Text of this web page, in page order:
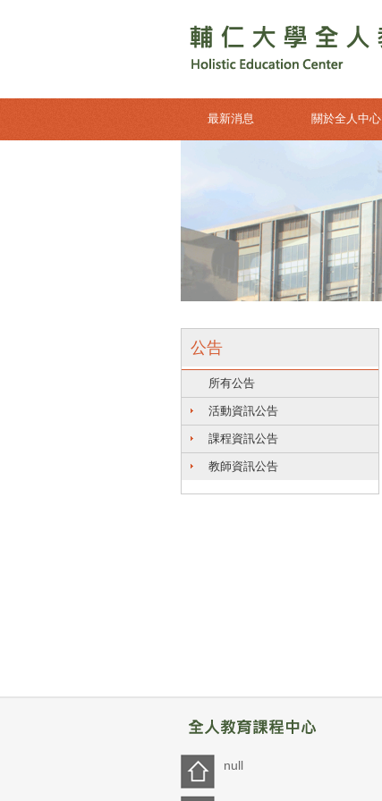
最新消息 關於全人中心
公告
所有公告
活動資訊公告
課程資訊公告
教師資訊公告
null